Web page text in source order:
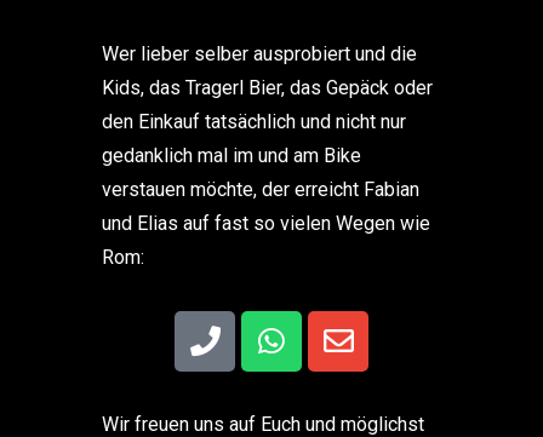
Wer lieber selber ausprobiert und die
Kids, das Tragerl Bier, das Gepäck oder
den Einkauf tatsächlich und nicht nur
gedanklich mal im und am Bike
verstauen möchte, der erreicht Fabian
und Elias auf fast so vielen Wegen wie
Rom:
Wir freuen uns auf Euch und möglichst